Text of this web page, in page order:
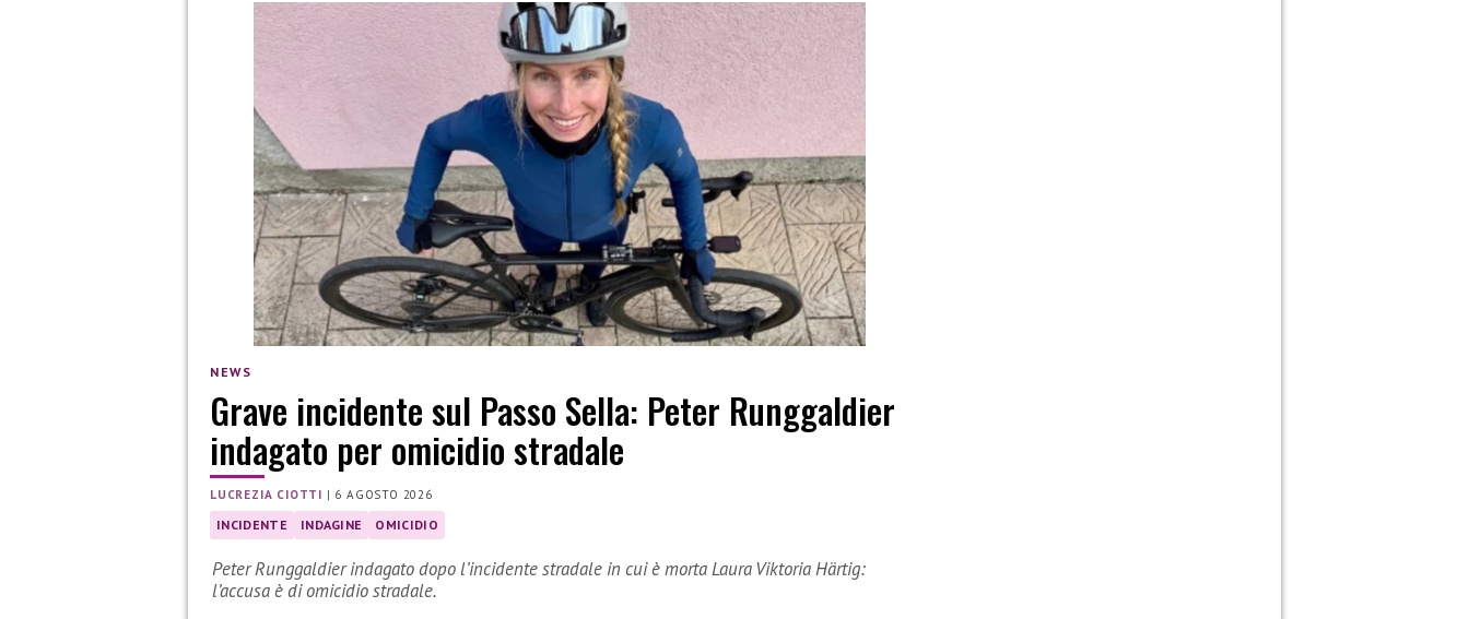
NEWS
Grave incidente sul Passo Sella: Peter Runggaldier
indagato per omicidio stradale
LUCREZIA CIOTTI | 6 AGOSTO 2026
INCIDENTE INDAGINE OMICIDIO
Peter Runggaldier indagato dopo l’incidente stradale in cui è morta Laura Viktoria Härtig:
l’accusa è di omicidio stradale.